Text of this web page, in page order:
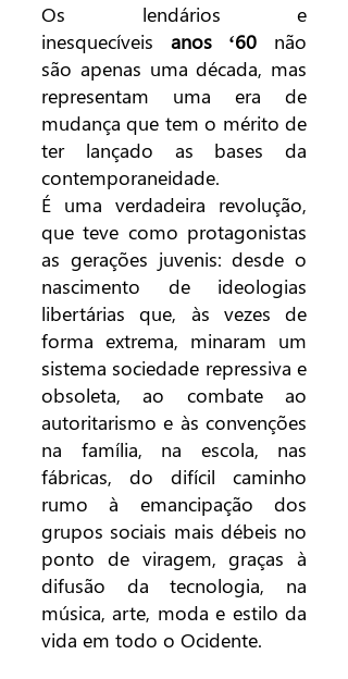
Os lendários e
inesquecíveis anos ‘60 não
são apenas uma década, mas
representam uma era de
mudança que tem o mérito de
ter lançado as bases da
contemporaneidade.
É uma verdadeira revolução,
que teve como protagonistas
as gerações juvenis: desde o
nascimento de ideologias
libertárias que, às vezes de
forma extrema, minaram um
sistema sociedade repressiva e
obsoleta, ao combate ao
autoritarismo e às convenções
na família, na escola, nas
fábricas, do difícil caminho
rumo à emancipação dos
grupos sociais mais débeis no
ponto de viragem, graças à
difusão da tecnologia, na
música, arte, moda e estilo da
vida em todo o Ocidente.